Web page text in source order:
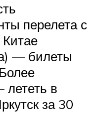
перелета с
— билеты
в
за 30